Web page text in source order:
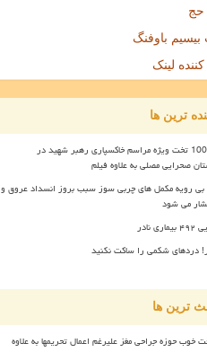
باوفنگ
کننده لینک
ترین ها
تجهیز 100 تخت ویژه مراسم خاکسپاری رهبر شهید در
صحرایی مصلی به علاوه فیلم
رویه مکمل های چربی سوز سبب بروز انسداد عروق و
می شود
نادر
دردهای شکمی را ساکت نکنید
ترین ها
خوب حوزه جراحی مغز علیرغم اعمال تحریمها به علاوه